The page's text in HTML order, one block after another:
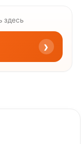
здесь
›